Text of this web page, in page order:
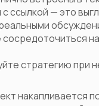
ссылкой — это
стратегию при
накапливается